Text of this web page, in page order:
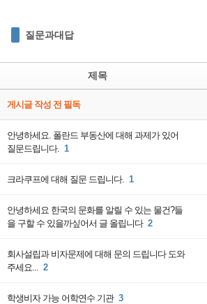
질문과대답
제목
게시글 작성 전 필독
안녕하세요. 폴란드 부동산에 대해 과제가 있어
질문드립니다. 1
크라쿠프에 대해 질문 드립니다. 1
안녕하세요 한국의 문화를 알릴 수 있는 물건?들
을 구할 수 있을까싶어서 글 올립니다 2
회사설립과 비자문제에 대해 문의 드립니다 도와
주세요... 2
학생비자 가능 어학연수 기관 3